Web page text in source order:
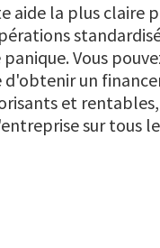
aide la plus claire
Vous
d'obtenir un
et
sur tous